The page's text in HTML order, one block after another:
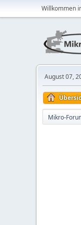
Willkommen
August 07,
Mikro-